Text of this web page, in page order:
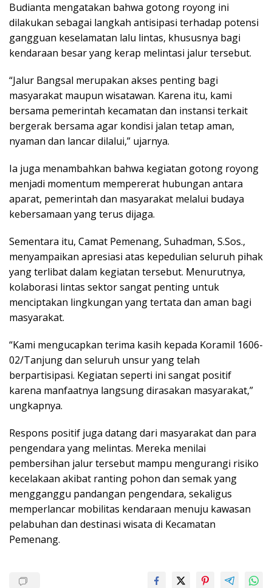
Budianta mengatakan bahwa gotong royong ini
dilakukan sebagai langkah antisipasi terhadap potensi
gangguan keselamatan lalu lintas, khususnya bagi
kendaraan besar yang kerap melintasi jalur tersebut.
“Jalur Bangsal merupakan akses penting bagi
masyarakat maupun wisatawan. Karena itu, kami
bersama pemerintah kecamatan dan instansi terkait
bergerak bersama agar kondisi jalan tetap aman,
nyaman dan lancar dilalui,” ujarnya.
Ia juga menambahkan bahwa kegiatan gotong royong
menjadi momentum mempererat hubungan antara
aparat, pemerintah dan masyarakat melalui budaya
kebersamaan yang terus dijaga.
Sementara itu, Camat Pemenang, Suhadman, S.Sos.,
menyampaikan apresiasi atas kepedulian seluruh pihak
yang terlibat dalam kegiatan tersebut. Menurutnya,
kolaborasi lintas sektor sangat penting untuk
menciptakan lingkungan yang tertata dan aman bagi
masyarakat.
“Kami mengucapkan terima kasih kepada Koramil 1606-
02/Tanjung dan seluruh unsur yang telah
berpartisipasi. Kegiatan seperti ini sangat positif
karena manfaatnya langsung dirasakan masyarakat,”
ungkapnya.
Respons positif juga datang dari masyarakat dan para
pengendara yang melintas. Mereka menilai
pembersihan jalur tersebut mampu mengurangi risiko
kecelakaan akibat ranting pohon dan semak yang
mengganggu pandangan pengendara, sekaligus
memperlancar mobilitas kendaraan menuju kawasan
pelabuhan dan destinasi wisata di Kecamatan
Pemenang.